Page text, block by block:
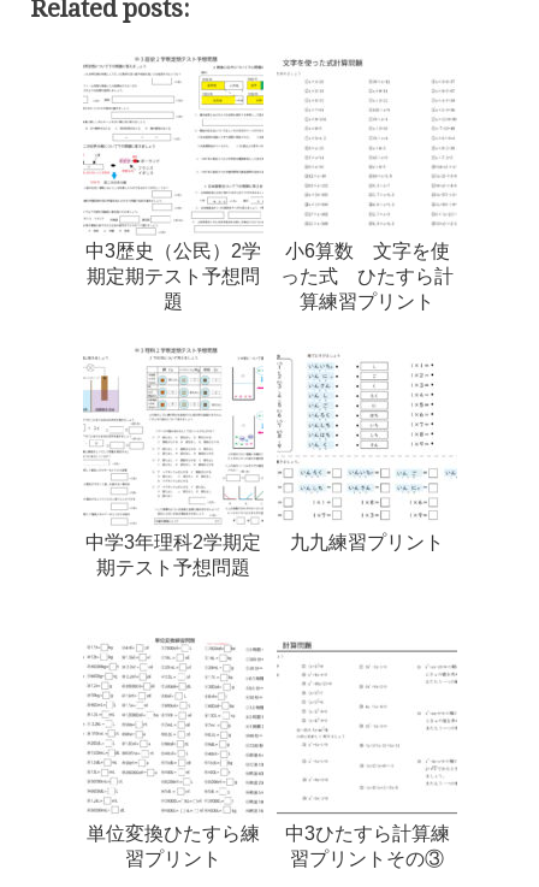
Related posts:
中3歴史（公民）2学
期定期テスト予想問
題
小6算数 文字を使
った式 ひたすら計
算練習プリント
中学3年理科2学期定
期テスト予想問題
九九練習プリント
単位変換ひたすら練
習プリント
中3ひたすら計算練
習プリントその③